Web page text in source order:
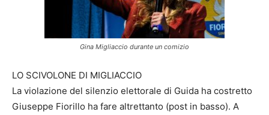
Gina Migliaccio durante un comizio
LO SCIVOLONE DI MIGLIACCIO
La violazione del silenzio elettorale di Guida ha costretto
Giuseppe Fiorillo ha fare altrettanto (post in basso). A